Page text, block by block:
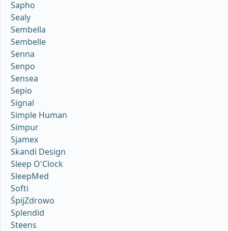
Sapho
Sealy
Sembella
Sembelle
Senna
Senpo
Sensea
Sepio
Signal
Simple Human
Simpur
Sjamex
Skandi Design
Sleep O'Clock
SleepMed
Softi
ŚpijZdrowo
Splendid
Steens